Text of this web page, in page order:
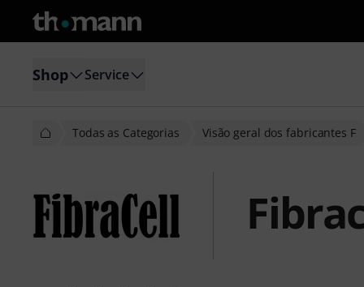
Shop Service
Todas as Categorias Visão geral dos fabricantes F